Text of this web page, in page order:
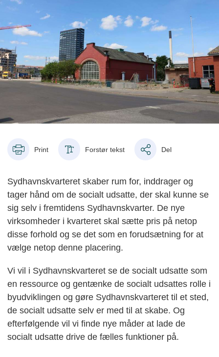
Print Forstør tekst Del
Sydhavnskvarteret skaber rum for, inddrager og
tager hånd om de socialt udsatte, der skal kunne se
sig selv i fremtidens Sydhavnskvarter. De nye
virksomheder i kvarteret skal sætte pris på netop
disse forhold og se det som en forudsætning for at
vælge netop denne placering.
Vi vil i Sydhavnskvarteret se de socialt udsatte som
en ressource og gentænke de socialt udsattes rolle i
byudviklingen og gøre Sydhavnskvarteret til et sted,
de socialt udsatte selv er med til at skabe. Og
efterfølgende vil vi finde nye måder at lade de
socialt udsatte drive de fælles funktioner på.